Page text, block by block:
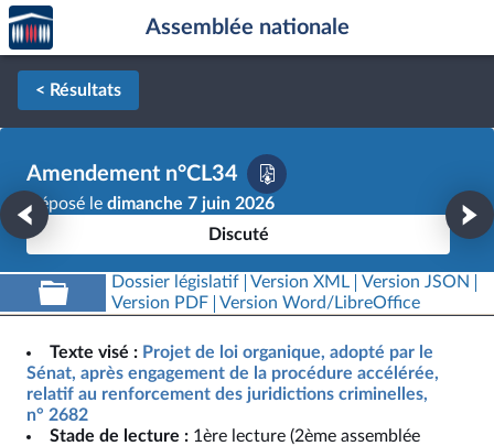
Aller au contenu
Aller en bas de la page
Accèder
à la
page
d'accueil
Assemblée nationale
< Résultats
Amendement n°CL34
Déposé le dimanche 7 juin 2026
Discuté
Dossier législatif Version XML
Version JSON
Version PDF
Version Word/LibreOffice
Texte visé : Projet de loi organique, adopté par le
Sénat, après engagement de la procédure accélérée,
relatif au renforcement des juridictions criminelles,
n° 2682
Stade de lecture : 1ère lecture (2ème assemblée